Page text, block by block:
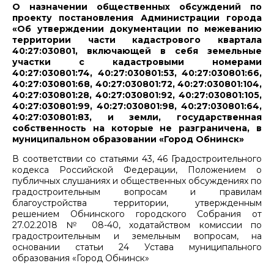
О назначении общественных обсуждений по
проекту постановления Администрации города
«Об утверждении документации по межеванию
территории части кадастрового квартала
40:27:030801, включающей в себя земельные
участки с кадастровыми номерами
40:27:030801:74, 40:27:030801:53, 40:27:030801:66,
40:27:030801:68, 40:27:030801:72, 40:27:030801:104,
40:27:030801:28, 40:27:030801:92, 40:27:030801:105,
40:27:030801:99, 40:27:030801:98, 40:27:030801:64,
40:27:030801:83, и земли, государственная
собственность на которые не разграничена, в
муниципальном образовании «Город Обнинск»
В соответствии со статьями 43, 46 Градостроительного
кодекса Российской Федерации, Положением о
публичных слушаниях и общественных обсуждениях по
градостроительным вопросам и правилам
благоустройства территории, утвержденным
решением Обнинского городского Собрания от
27.02.2018 № 08-40, ходатайством комиссии по
градостроительным и земельным вопросам, на
основании статьи 24 Устава муниципального
образования «Город Обнинск»